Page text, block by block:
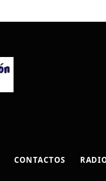
CONTACTOS